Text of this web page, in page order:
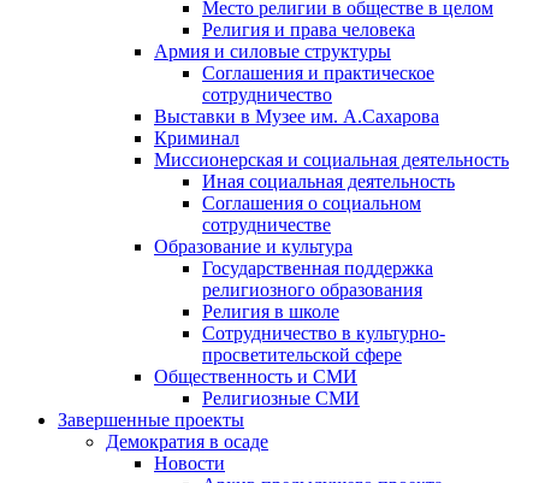
Место религии в обществе в целом
Религия и права человека
Армия и силовые структуры
Соглашения и практическое
сотрудничество
Выставки в Музее им. А.Сахарова
Криминал
Миссионерская и социальная деятельность
Иная социальная деятельность
Соглашения о социальном
сотрудничестве
Образование и культура
Государственная поддержка
религиозного образования
Религия в школе
Сотрудничество в культурно-
просветительской сфере
Общественность и СМИ
Религиозные СМИ
Завершенные проекты
Демократия в осаде
Новости